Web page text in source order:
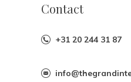
Contact
+31 20 244 31 87